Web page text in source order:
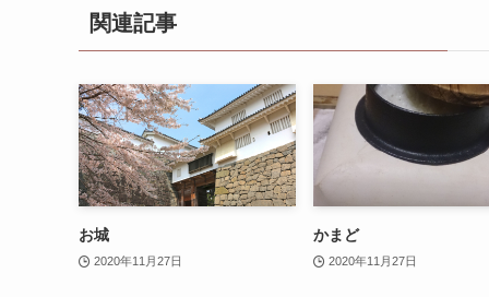
関連記事
お城
2020年11月27日
かまど
2020年11月27日